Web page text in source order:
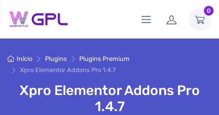
0
Início Plugins
Plugins Premium
Xpro Elementor Addons Pro 1.4.7
Xpro Elementor Addons Pro
1.4.7